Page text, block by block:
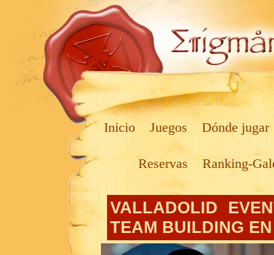
Inicio Juegos Dónde jugar
Reservas Ranking-
VALLADOLID
TEAM BUILDING